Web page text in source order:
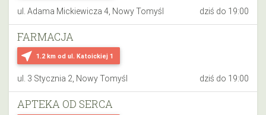
ul. Adama Mickiewicza 4, Nowy Tomyśl dziś do 19:00
near_me 1.2 km od ul. Katoickiej 1
FARMACJA
ul. 3 Stycznia 2, Nowy Tomyśl dziś do 19:00
APTEKA OD SERCA